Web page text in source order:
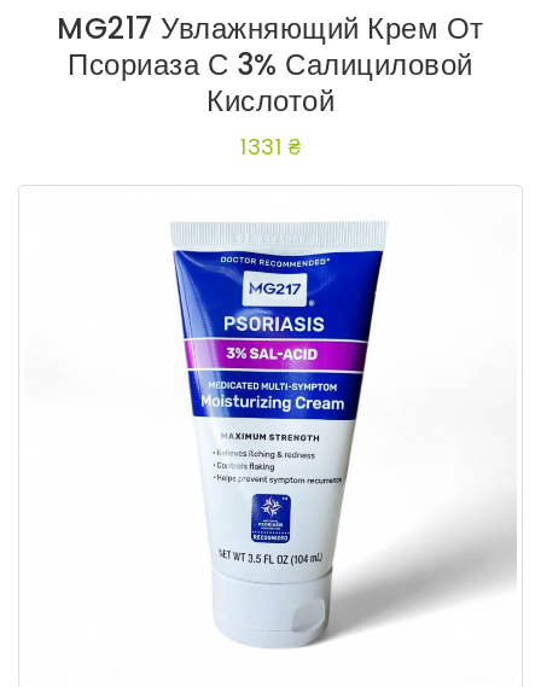
MG217 Увлажняющий Крем От
Псориаза С 3% Салициловой
Кислотой
1331 ₴